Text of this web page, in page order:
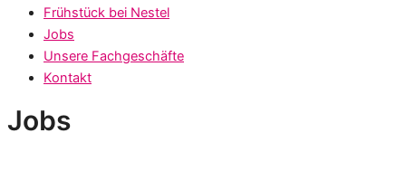
Frühstück bei Nestel
Jobs
Unsere Fachgeschäfte
Kontakt
Jobs